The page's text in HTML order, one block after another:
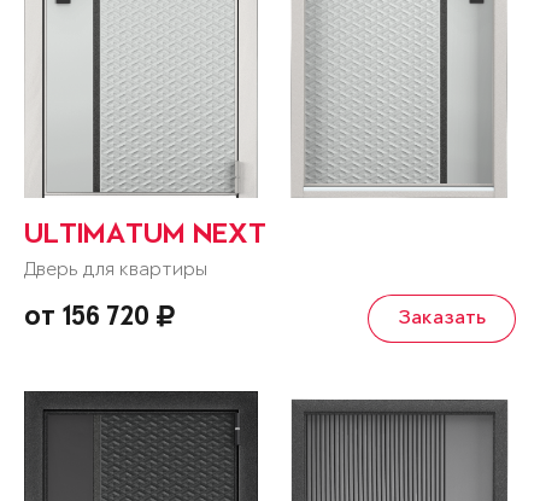
ULTIMATUM NEXT
Дверь для квартиры
от 156 720 Заказать